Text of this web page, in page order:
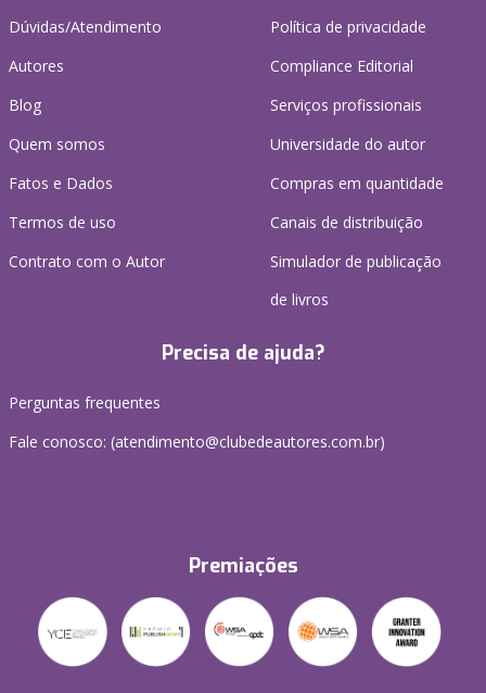
Dúvidas/Atendimento
Autores
Blog
Quem somos
Fatos e Dados
Termos de uso
Contrato com o Autor
Política de privacidade
Compliance Editorial
Serviços profissionais
Universidade do autor
Compras em quantidade
Canais de distribuição
Simulador de publicação
de livros
Precisa de ajuda?
Perguntas frequentes
Fale conosco: (atendimento@clubedeautores.com.br)
Premiações